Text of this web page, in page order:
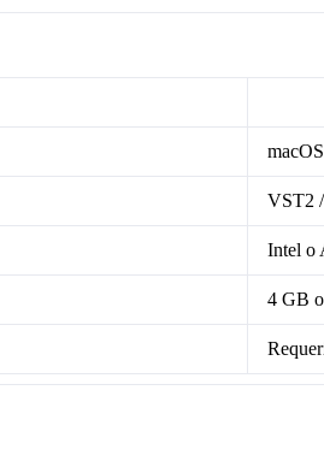
VST2
Intel o
4 GB